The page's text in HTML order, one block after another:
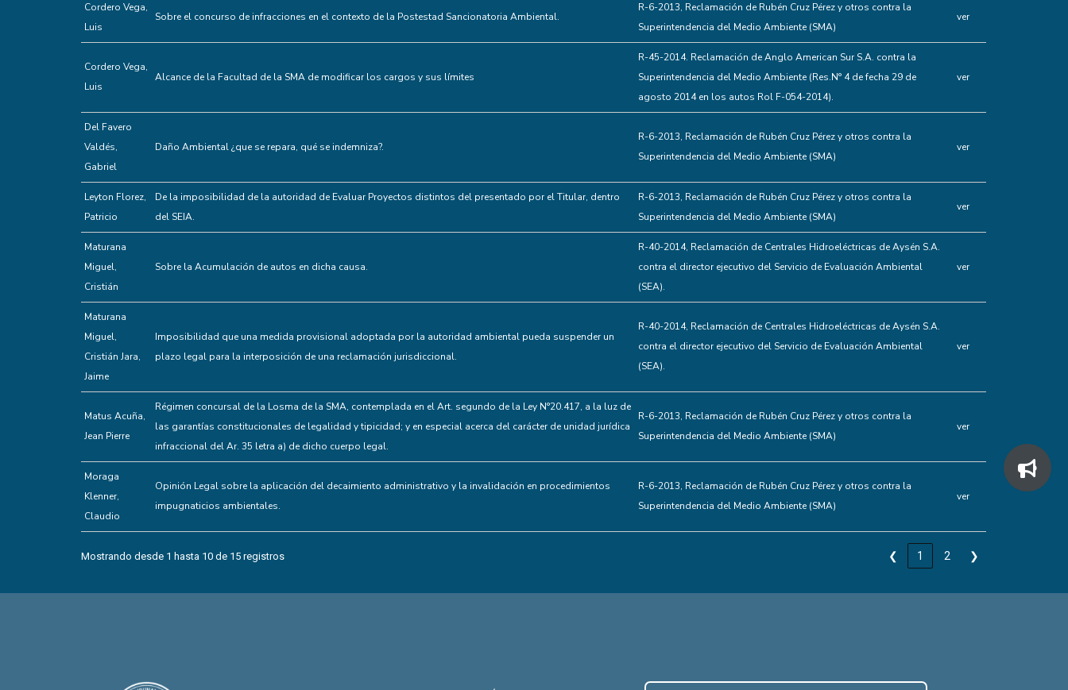
Cordero Vega,
Luis
Sobre el concurso de infracciones en el contexto de la Postestad Sancionatoria Ambiental.
R-6-2013, Reclamación de Rubén Cruz Pérez y otros contra la
Superintendencia del Medio Ambiente (SMA)
ver
Cordero Vega,
Luis
Alcance de la Facultad de la SMA de modificar los cargos y sus límites
R-45-2014. Reclamación de Anglo American Sur S.A. contra la
Superintendencia del Medio Ambiente (Res.N° 4 de fecha 29 de
agosto 2014 en los autos Rol F-054-2014).
ver
Del Favero
Valdés,
Gabriel
Daño Ambiental ¿que se repara, qué se indemniza?.
R-6-2013, Reclamación de Rubén Cruz Pérez y otros contra la
Superintendencia del Medio Ambiente (SMA)
ver
Leyton Florez,
Patricio
De la imposibilidad de la autoridad de Evaluar Proyectos distintos del presentado por el Titular, dentro
del SEIA.
R-6-2013, Reclamación de Rubén Cruz Pérez y otros contra la
Superintendencia del Medio Ambiente (SMA)
ver
Maturana
Miguel,
Cristián
Sobre la Acumulación de autos en dicha causa.
R-40-2014, Reclamación de Centrales Hidroeléctricas de Aysén S.A.
contra el director ejecutivo del Servicio de Evaluación Ambiental
(SEA).
ver
Maturana
Miguel,
Cristián Jara,
Jaime
Imposibilidad que una medida provisional adoptada por la autoridad ambiental pueda suspender un
plazo legal para la interposición de una reclamación jurisdiccional.
R-40-2014, Reclamación de Centrales Hidroeléctricas de Aysén S.A.
contra el director ejecutivo del Servicio de Evaluación Ambiental
(SEA).
ver
Matus Acuña,
Jean Pierre
Régimen concursal de la Losma de la SMA, contemplada en el Art. segundo de la Ley N°20.417, a la luz de
las garantías constitucionales de legalidad y tipicidad; y en especial acerca del carácter de unidad jurídica
infraccional del Ar. 35 letra a) de dicho cuerpo legal.
R-6-2013, Reclamación de Rubén Cruz Pérez y otros contra la
Superintendencia del Medio Ambiente (SMA)
ver
Moraga
Klenner,
Claudio
Opinión Legal sobre la aplicación del decaimiento administrativo y la invalidación en procedimientos
impugnaticios ambientales.
R-6-2013, Reclamación de Rubén Cruz Pérez y otros contra la
Superintendencia del Medio Ambiente (SMA)
ver
Mostrando desde 1 hasta 10 de 15 registros ❮ 1 2 ❯